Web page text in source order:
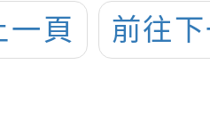
一頁 前往